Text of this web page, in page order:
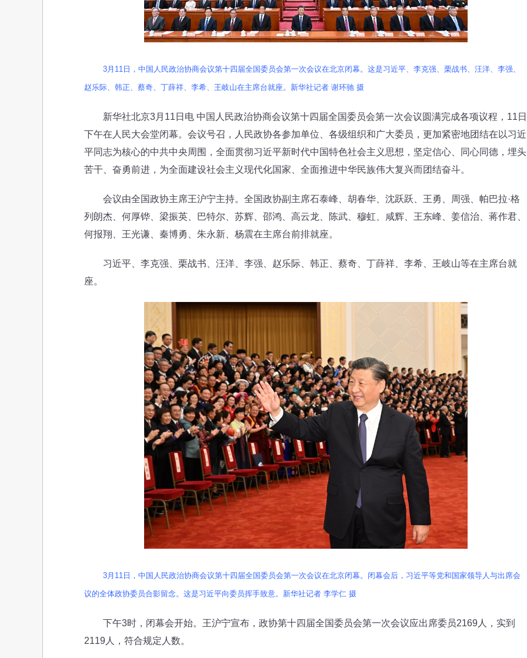
3月11日，中国人民政治协商会议第十四届全国委员会第一次会议在北京闭幕。这是习近平、李克强、栗战书、汪洋、李强、
赵乐际、韩正、蔡奇、丁薛祥、李希、王岐山在主席台就座。新华社记者 谢环驰 摄
新华社北京3月11日电 中国人民政治协商会议第十四届全国委员会第一次会议圆满完成各项议程，11日
下午在人民大会堂闭幕。会议号召，人民政协各参加单位、各级组织和广大委员，更加紧密地团结在以习近
平同志为核心的中共中央周围，全面贯彻习近平新时代中国特色社会主义思想，坚定信心、同心同德，埋头
苦干、奋勇前进，为全面建设社会主义现代化国家、全面推进中华民族伟大复兴而团结奋斗。
会议由全国政协主席王沪宁主持。全国政协副主席石泰峰、胡春华、沈跃跃、王勇、周强、帕巴拉·格
列朗杰、何厚铧、梁振英、巴特尔、苏辉、邵鸿、高云龙、陈武、穆虹、咸辉、王东峰、姜信治、蒋作君、
何报翔、王光谦、秦博勇、朱永新、杨震在主席台前排就座。
习近平、李克强、栗战书、汪洋、李强、赵乐际、韩正、蔡奇、丁薛祥、李希、王岐山等在主席台就
座。
3月11日，中国人民政治协商会议第十四届全国委员会第一次会议在北京闭幕。闭幕会后，习近平等党和国家领导人与出席会
议的全体政协委员合影留念。这是习近平向委员挥手致意。新华社记者 李学仁 摄
下午3时，闭幕会开始。王沪宁宣布，政协第十四届全国委员会第一次会议应出席委员2169人，实到
2119人，符合规定人数。